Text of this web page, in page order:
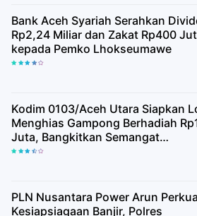
Bank Aceh Syariah Serahkan
Rp2,24 Miliar dan Zakat Rp400
kepada Pemko Lhokseumawe
Kodim 0103/Aceh Utara Siapkan
Menghias Gampong Berhadiah
Juta, Bangkitkan Semangat
Kemerdekaan hingga Pelosok Desa
PLN Nusantara Power Arun
Kesiapsiagaan Banjir, Polres